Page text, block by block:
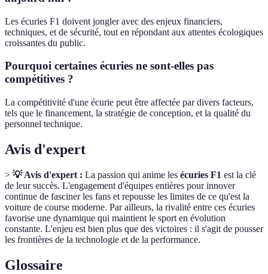
Les écuries F1 doivent jongler avec des enjeux financiers,
techniques, et de sécurité, tout en répondant aux attentes écologiques
croissantes du public.
Pourquoi certaines écuries ne sont-elles pas
compétitives ?
La compétitivité d'une écurie peut être affectée par divers facteurs,
tels que le financement, la stratégie de conception, et la qualité du
personnel technique.
Avis d'expert
> 💡 Avis d'expert : La passion qui anime les écuries F1 est la clé
de leur succès. L'engagement d'équipes entières pour innover
continue de fasciner les fans et repousse les limites de ce qu'est la
voiture de course moderne. Par ailleurs, la rivalité entre ces écuries
favorise une dynamique qui maintient le sport en évolution
constante. L'enjeu est bien plus que des victoires : il s'agit de pousser
les frontières de la technologie et de la performance.
Glossaire